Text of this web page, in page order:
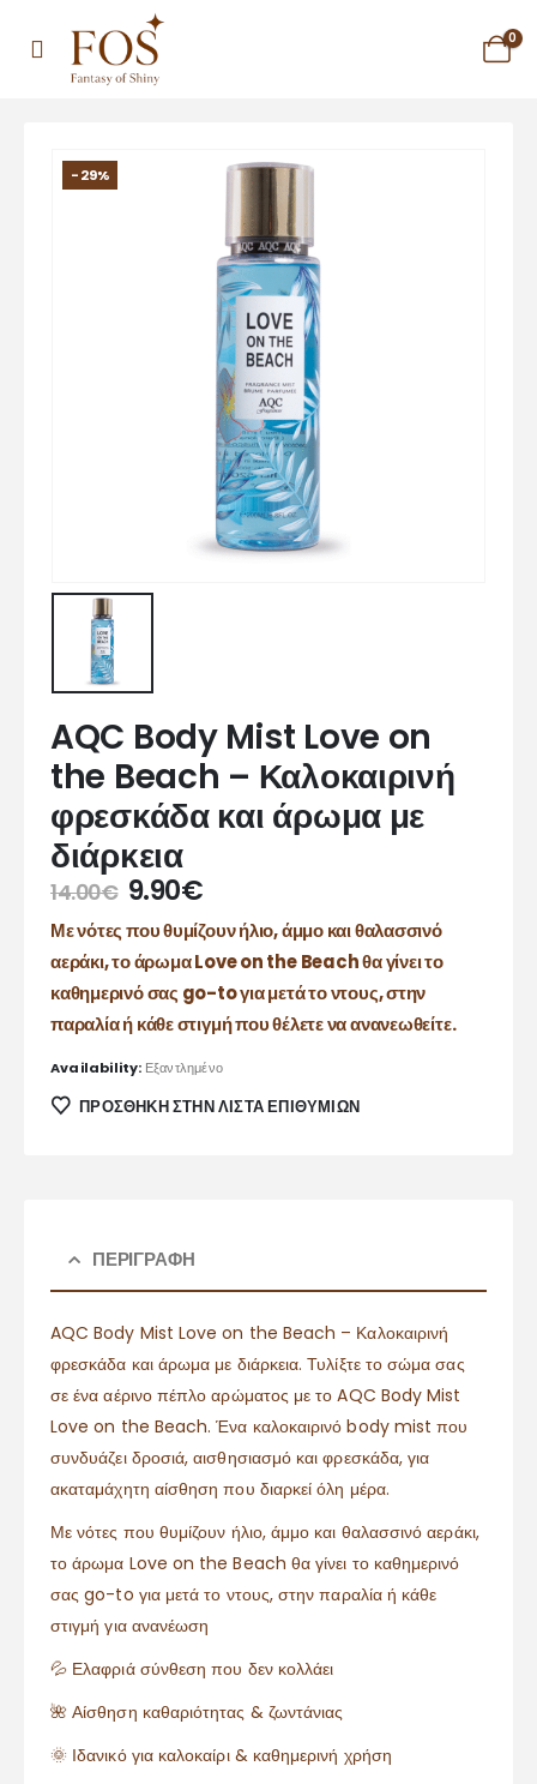
0
-29%
AQC Body Mist Love on
the Beach – Καλοκαιρινή
φρεσκάδα και άρωμα με
διάρκεια
14.00€ 9.90€
Με νότες που θυμίζουν ήλιο, άμμο και θαλασσινό
αεράκι, το άρωμα Love on the Beach θα γίνει το
καθημερινό σας go-to για μετά το ντους, στην
παραλία ή κάθε στιγμή που θέλετε να ανανεωθείτε.
Availability: Εξαντλημένο
ΠΡΌΣΘΉΚΗ ΣΤΗΝ ΛΊΣΤΑ ΕΠΙΘΥΜΙΏΝ
ΠΕΡΙΓΡΑΦΉ
AQC Body Mist Love on the Beach – Καλοκαιρινή
φρεσκάδα και άρωμα με διάρκεια. Τυλίξτε το σώμα σας
σε ένα αέρινο πέπλο αρώματος με το AQC Body Mist
Love on the Beach. Ένα καλοκαιρινό body mist που
συνδυάζει δροσιά, αισθησιασμό και φρεσκάδα, για
ακαταμάχητη αίσθηση που διαρκεί όλη μέρα.
Με νότες που θυμίζουν ήλιο, άμμο και θαλασσινό αεράκι,
το άρωμα Love on the Beach θα γίνει το καθημερινό
σας go-to για μετά το ντους, στην παραλία ή κάθε
στιγμή για ανανέωση
💦 Ελαφριά σύνθεση που δεν κολλάει
🌺 Αίσθηση καθαριότητας & ζωντάνιας
🌞 Ιδανικό για καλοκαίρι & καθημερινή χρήση